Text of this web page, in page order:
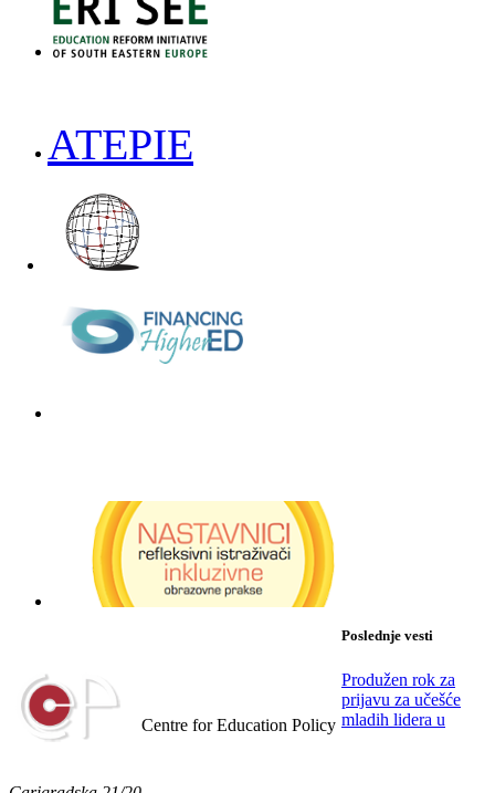
ATEPIE
Centre for Education Policy
Poslednje vesti
Produžen rok za
prijavu za učešće
mladih lidera u